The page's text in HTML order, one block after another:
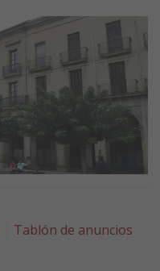
Tablón de anuncios